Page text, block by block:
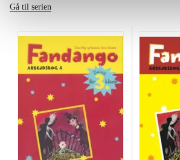
Gå til serien